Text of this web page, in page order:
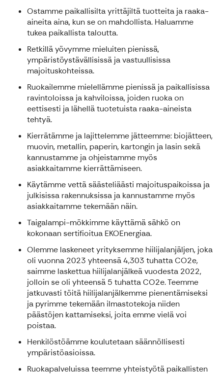
Ostamme paikallisilta yrittäjiltä tuotteita ja raaka-
aineita aina, kun se on mahdollista. Haluamme
tukea paikallista taloutta.
Retkillä yövymme mieluiten pienissä,
ympäristöystävällisissä ja vastuullisissa
majoituskohteissa.
Ruokailemme mielellämme pienissä ja paikallisissa
ravintoloissa ja kahviloissa, joiden ruoka on
eettisesti ja lähellä tuotetuista raaka-aineista
tehtyä.
Kierrätämme ja lajittelemme jätteemme: biojätteen,
muovin, metallin, paperin, kartongin ja lasin sekä
kannustamme ja ohjeistamme myös
asiakkaitamme kierrättämiseen.
Käytämme vettä säästeliäästi majoituspaikoissa ja
julkisissa rakennuksissa ja kannustamme myös
asiakkaitamme tekemään näin.
Taigalampi-mökkimme käyttämä sähkö on
kokonaan sertifioitua EKOEnergiaa.
Olemme laskeneet yrityksemme hiilijalanjäljen, joka
oli vuonna 2023 yhteensä 4,303 tuhatta CO2e,
saimme laskettua hiilijalanjälkeä vuodesta 2022,
jolloin se oli yhteensä 5 tuhatta CO2e. Teemme
jatkuvasti töitä hiilijalanjälkemme pienentämiseksi
ja pyrimme tekemään ilmastotekoja niiden
päästöjen kattamiseksi, joita emme vielä voi
poistaa.
Henkilöstöämme koulutetaan säännöllisesti
ympäristöasioissa.
Ruokapalveluissa teemme yhteistyötä paikallisten